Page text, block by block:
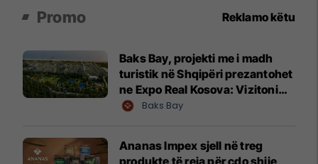
Promo Reklamo këtu
Baks Bay, projekti me i madh
turistik në Shqipëri prezantohet
ne Expo Real Kosova: Vizitoni
shtandin dhe zbuloni
Baks Bay
Ananas Impex sjell në treg
produkte të reja për çdo shije